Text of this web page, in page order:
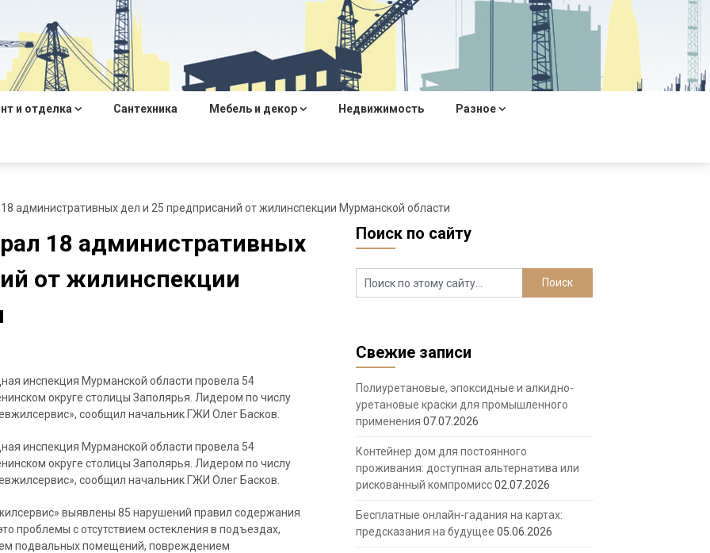
и отделка Сантехника Мебель и декор Недвижимость Разное
административных дел и 25 предприсаний от жилинспекции Мурманской области
18 административных
от жилинспекции
инспекция Мурманской области провела 54
округе столицы Заполярья. Лидером по числу
сообщил начальник ГЖИ Олег Басков.
инспекция Мурманской области провела 54
округе столицы Заполярья. Лидером по числу
сообщил начальник ГЖИ Олег Басков.
выявлены 85 нарушений правил содержания
проблемы с отсутствием остекления в подъездах,
подвальных помещений, повреждением
Поиск по сайту
Свежие записи
Полиуретановые, эпоксидные и алкидно-
уретановые краски для промышленного
применения 07.07.2026
Контейнер дом для постоянного
проживания: доступная альтернатива или
рискованный компромисс02.07.2026
Бесплатные онлайн-гадания на картах:
предсказания на будущее 05.06.2026